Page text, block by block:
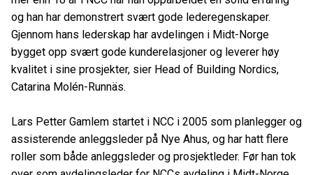
og han har demonstrert svært gode lederegenskaper.
Gjennom hans lederskap har avdelingen i Midt-Norge
bygget opp svært gode kunderelasjoner og leverer høy
kvalitet i sine prosjekter, sier Head of Building Nordics,
Catarina Molén-Runnäs.
Lars Petter Gamlem startet i NCC i 2005 som planlegger og
assisterende anleggsleder på Nye Ahus, og har hatt flere
roller som både anleggsleder og prosjektleder. Før han tok